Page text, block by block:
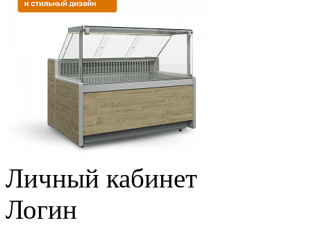
Личный кабинет
Логин